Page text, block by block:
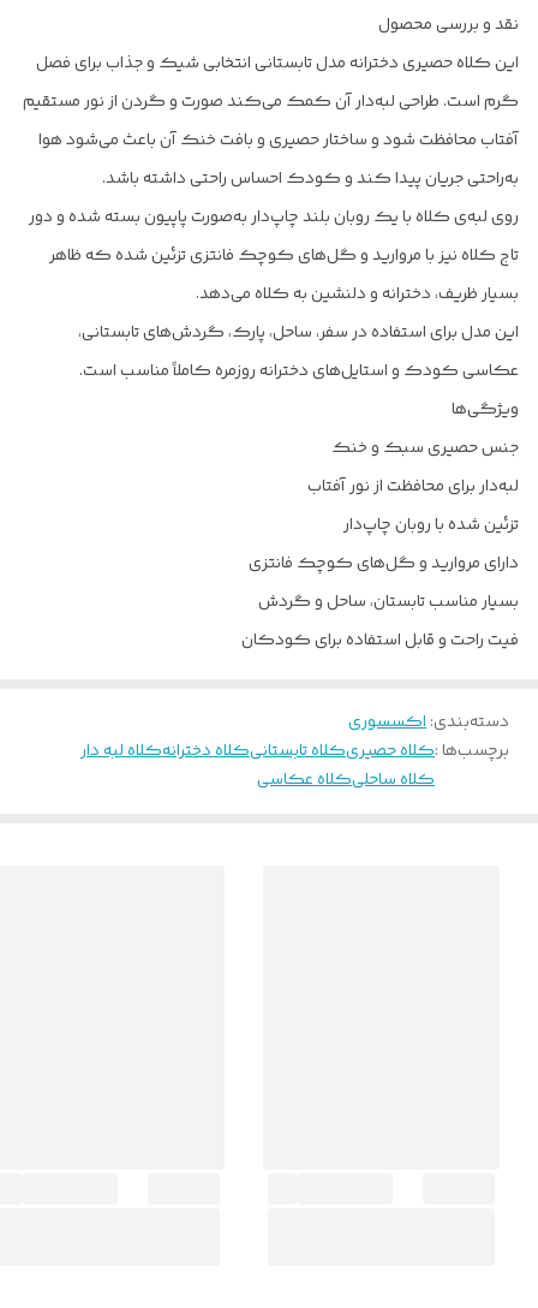
نقد و بررسی محصول
این کلاه حصیری دخترانه مدل تابستانی انتخابی شیک و جذاب برای فصل
گرم است. طراحی لبه‌دار آن کمک می‌کند صورت و گردن از نور مستقیم
آفتاب محافظت شود و ساختار حصیری و بافت خنک آن باعث می‌شود هوا
به‌راحتی جریان پیدا کند و کودک احساس راحتی داشته باشد.
روی لبه‌ی کلاه با یک روبان بلند چاپ‌دار به‌صورت پاپیون بسته شده و دور
تاج کلاه نیز با مروارید و گل‌های کوچک فانتزی تزئین شده که ظاهر
بسیار ظریف، دخترانه و دلنشین به کلاه می‌دهد.
این مدل برای استفاده در سفر، ساحل، پارک، گردش‌های تابستانی،
عکاسی کودک و استایل‌های دخترانه روزمره کاملاً مناسب است.
ویژگی‌ها
جنس حصیری سبک و خنک
لبه‌دار برای محافظت از نور آفتاب
تزئین شده با روبان چاپ‌دار
دارای مروارید و گل‌های کوچک فانتزی
بسیار مناسب تابستان، ساحل و گردش
فیت راحت و قابل استفاده برای کودکان
دسته‌بندی:اکسسوری
برچسب‌ها :کلاه حصیریکلاه تابستانیکلاه دخترانهکلاه لبه دار
کلاه ساحلیکلاه عکاسی